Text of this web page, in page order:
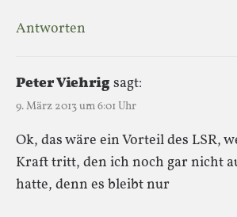
Antworten
Peter Viehrigsagt:
9. März 2013 um 6:01 Uhr
Ok, das wäre ein Vorteil des LSR,
Kraft tritt, den ich noch gar nicht
hatte, denn es bleibt nur